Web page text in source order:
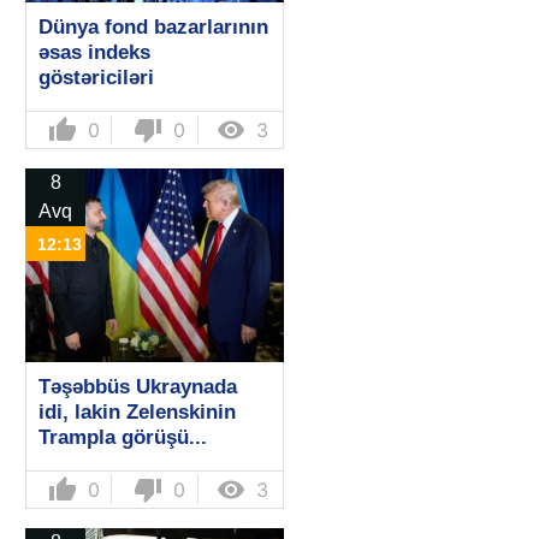
Dünya fond bazarlarının
əsas indeks
göstəriciləri
thumb_up 0 thumb_down 0  3
8
Avq
12:13
Təşəbbüs Ukraynada
idi, lakin Zelenskinin
Trampla görüşü...
thumb_up 0 thumb_down 0  3